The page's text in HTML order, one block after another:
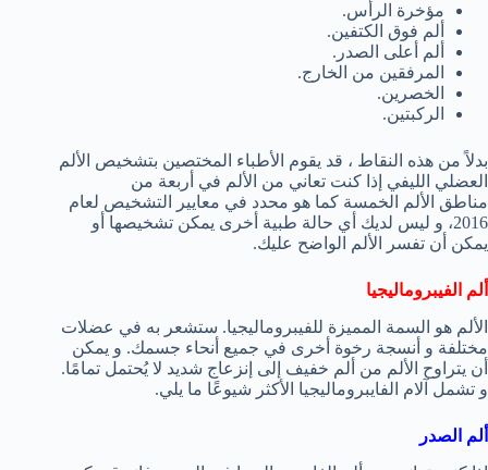
مؤخرة الرأس.
ألم فوق الكتفين.
ألم أعلى الصدر.
المرفقين من الخارج.
الخصرين.
الركبتين.
بدلاً من هذه النقاط ، قد يقوم الأطباء المختصين بتشخيص الألم
العضلي الليفي إذا كنت تعاني من الألم في أربعة من
مناطق الألم الخمسة كما هو محدد في معايير التشخيص لعام
2016، و ليس لديك أي حالة طبية أخرى يمكن تشخيصها أو
يمكن أن تفسر الألم الواضح عليك.
ألم الفيبروماليجيا
الألم هو السمة المميزة للفيبروماليجيا. ستشعر به في عضلات
مختلفة و أنسجة رخوة أخرى في جميع أنحاء جسمك. و يمكن
أن يتراوح الألم من ألم خفيف إلى إنزعاج شديد لا يُحتمل تمامًا.
و تشمل آلام الفايبروماليجيا الأكثر شيوعًا ما يلي.
ألم الصدر